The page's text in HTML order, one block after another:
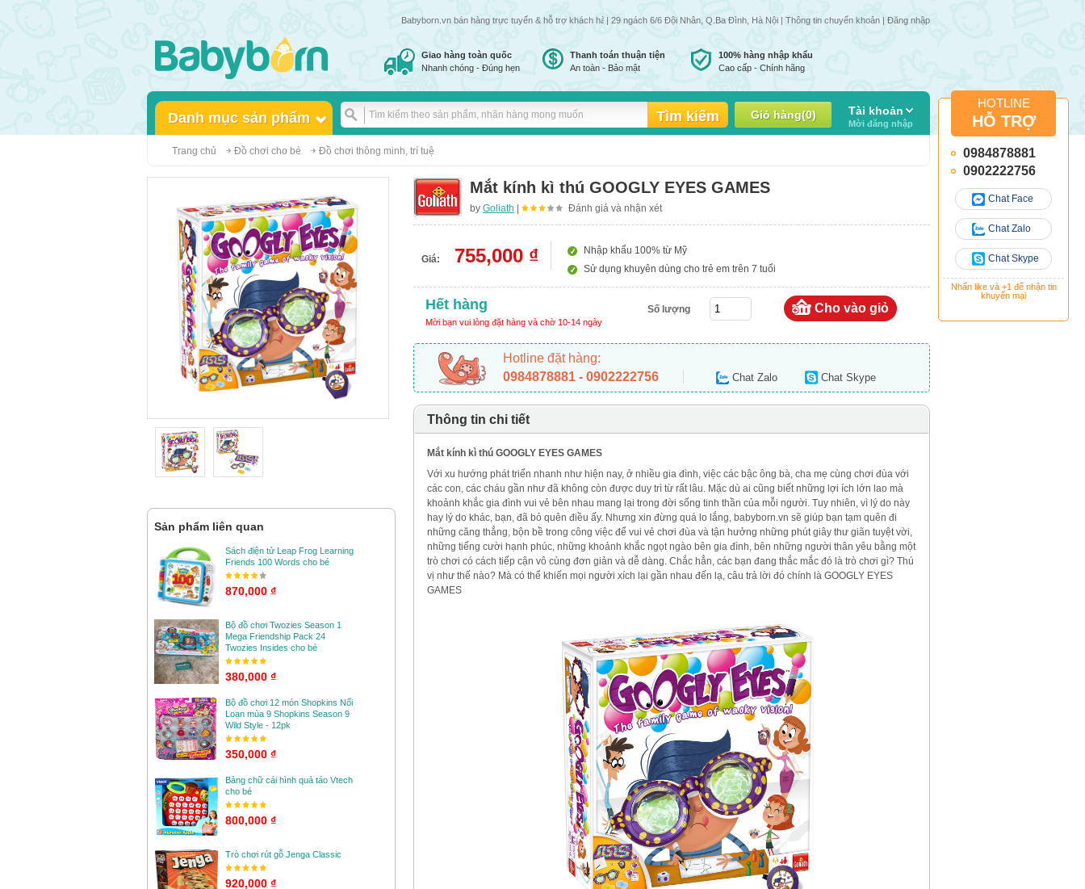
Babyborn.vn bán hàng trực tuyến & hỗ trợ khách hàng đến 24h đêm tất cả các ngày trong tuần | Giá 1 số mặt hàng có thể thay đổi do giá nhập thay đổi
| 29 ngách 6/6 Đội Nhân, Q.Ba Đình, Hà Nội | Thông tin chuyển khoản | Đăng nhập
HOTLINE
HỖ TRỢ
0984878881
0902222756
Chat Face
Chat Zalo
Chat Skype
Nhấn like và +1 để nhận tin
khuyến mại
Giao hàng toàn quốc
Nhanh chóng - Đúng hẹn
Thanh toán thuận tiện
An toàn - Bảo mật
100% hàng nhập khẩu
Cao cấp - Chính hãng
Danh mục sản phẩm Giỏ hàng(0) Tài khoản
Mời đăng nhập
Trang chủ Đồ chơi cho bé Đồ chơi thông minh, trí tuệ
Mắt kính kì thú GOOGLY EYES GAMES
by Goliath Đánh giá và nhận xét
Giá: 755,000 ₫
Nhập khẩu 100% từ Mỹ
Sử dụng khuyên dùng cho trẻ em trên 7 tuổi
Hết hàng
Mời bạn vui lòng đặt hàng và chờ 10-14 ngày
Số lượng
Hotline đặt hàng:
0984878881 - 0902222756
Chat Zalo Chat Skype
Thông tin chi tiết
Mắt kính kì thú GOOGLY EYES GAMES
Với xu hướng phát triển nhanh như hiện nay, ở nhiều gia đình, việc các bậc ông bà, cha mẹ cùng chơi đùa với
các con, các cháu gần như đã không còn được duy trì từ rất lâu. Mặc dù ai cũng biết những lợi ích lớn lao mà
khoảnh khắc gia đình vui vẻ bên nhau mang lại trong đời sống tinh thần của mỗi người. Tuy nhiên, vì lý do này
hay lý do khác, bạn, đã bỏ quên điều ấy. Nhưng xin đừng quá lo lắng, babyborn.vn sẽ giúp bạn tạm quên đi
những căng thẳng, bộn bề trong công việc để vui vẻ chơi đùa và tận hưởng những phút giây thư giãn tuyệt vời,
những tiếng cười hạnh phúc, những khoảnh khắc ngọt ngào bên gia đình, bên những người thân yêu bằng một
trò chơi có cách tiếp cận vô cùng đơn giản và dễ dàng. Chắc hẳn, các bạn đang thắc mắc đó là trò chơi gì? Thú
vị như thế nào? Mà có thể khiến mọi người xích lại gần nhau đến lạ, câu trả lời đó chính là GOOGLY EYES
GAMES
Sản phẩm liên quan
Sách điện tử Leap Frog Learning
Friends 100 Words cho bé
870,000 ₫
Bộ đồ chơi Twozies Season 1
Mega Friendship Pack 24
Twozies Insides cho bé
380,000 ₫
Bộ đồ chơi 12 món Shopkins Nổi
Loạn mùa 9 Shopkins Season 9
Wild Style - 12pk
350,000 ₫
Bảng chữ cái hình quả táo Vtech
cho bé
800,000 ₫
Trò chơi rút gỗ Jenga Classic
920,000 ₫